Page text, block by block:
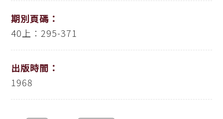
期別頁碼：
40上：295-371
出版時間：
1968